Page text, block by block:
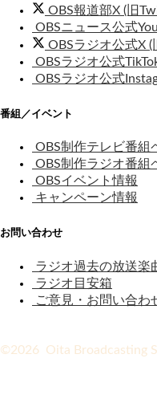
OBS報道部X (旧
OBSニュース公式
OBSラジオ公式X (
OBSラジオ公式
OBSラジオ公式
番組／イベント
OBS制作テレビ番組
OBS制作ラジオ番組
OBSイベント情報
キャンペーン情報
お問い合わせ
ラジオ過去の放送楽
ラジオ目安箱
ご意見・お問い合わ
©2026 Oita Broadcasting